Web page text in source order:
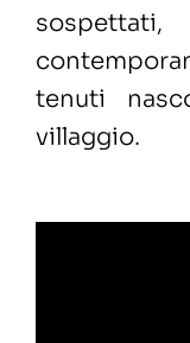
tenuti
villaggio.